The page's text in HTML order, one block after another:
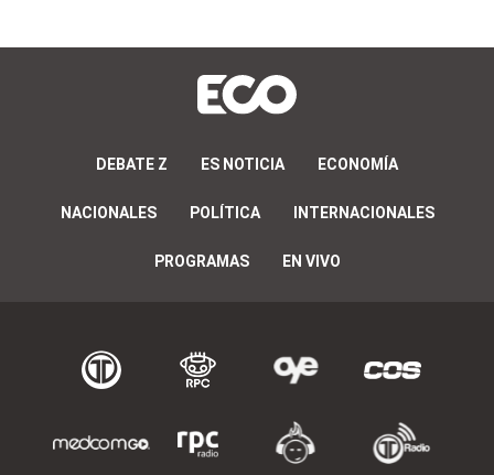
DEBATE Z ES NOTICIA ECONOMÍA
NACIONALES POLÍTICA INTERNACIONALES
PROGRAMAS EN VIVO